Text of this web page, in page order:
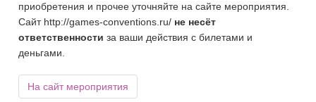
приобретения и прочее уточняйте на сайте мероприятия.
Сайт http://games-conventions.ru/ не несёт
ответственности за ваши действия с билетами и
деньгами.
На сайт мероприятия